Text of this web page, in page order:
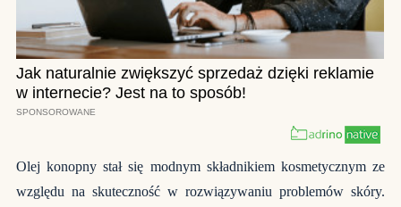
Olej konopny stał się modnym składnikiem kosmetycznym ze
względu na skuteczność w rozwiązywaniu problemów skóry.